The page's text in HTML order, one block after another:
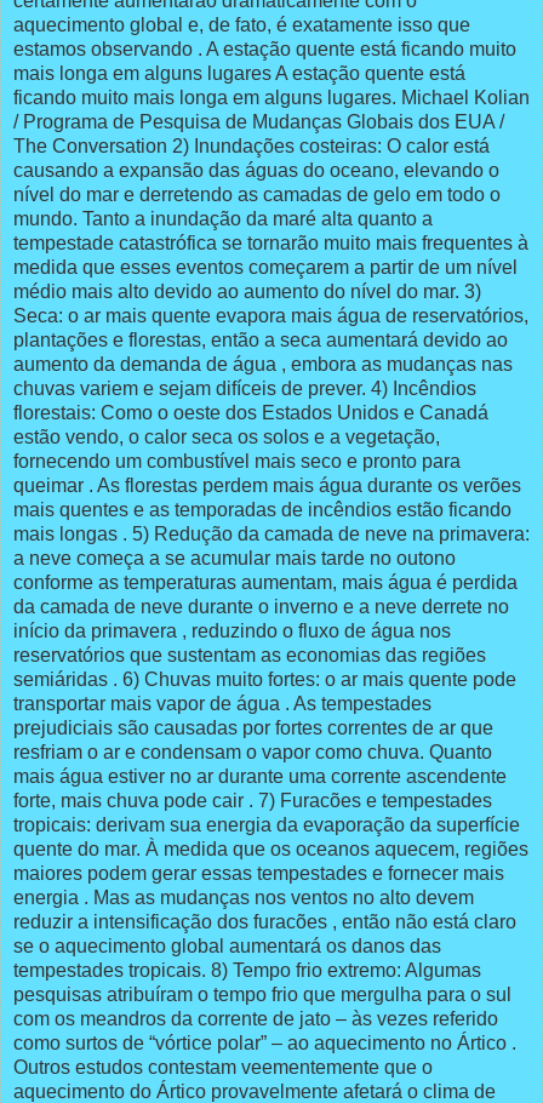
aquecimento global e, de fato, é exatamente isso que
estamos observando . A estação quente está ficando muito
mais longa em alguns lugares A estação quente está
ficando muito mais longa em alguns lugares. Michael Kolian
/ Programa de Pesquisa de Mudanças Globais dos EUA /
The Conversation 2) Inundações costeiras: O calor está
causando a expansão das águas do oceano, elevando o
nível do mar e derretendo as camadas de gelo em todo o
mundo. Tanto a inundação da maré alta quanto a
tempestade catastrófica se tornarão muito mais frequentes à
medida que esses eventos começarem a partir de um nível
médio mais alto devido ao aumento do nível do mar. 3)
Seca: o ar mais quente evapora mais água de reservatórios,
plantações e florestas, então a seca aumentará devido ao
aumento da demanda de água , embora as mudanças nas
chuvas variem e sejam difíceis de prever. 4) Incêndios
florestais: Como o oeste dos Estados Unidos e Canadá
estão vendo, o calor seca os solos e a vegetação,
fornecendo um combustível mais seco e pronto para
queimar . As florestas perdem mais água durante os verões
mais quentes e as temporadas de incêndios estão ficando
mais longas . 5) Redução da camada de neve na primavera:
a neve começa a se acumular mais tarde no outono
conforme as temperaturas aumentam, mais água é perdida
da camada de neve durante o inverno e a neve derrete no
início da primavera , reduzindo o fluxo de água nos
reservatórios que sustentam as economias das regiões
semiáridas . 6) Chuvas muito fortes: o ar mais quente pode
transportar mais vapor de água . As tempestades
prejudiciais são causadas por fortes correntes de ar que
resfriam o ar e condensam o vapor como chuva. Quanto
mais água estiver no ar durante uma corrente ascendente
forte, mais chuva pode cair . 7) Furacões e tempestades
tropicais: derivam sua energia da evaporação da superfície
quente do mar. À medida que os oceanos aquecem, regiões
maiores podem gerar essas tempestades e fornecer mais
energia . Mas as mudanças nos ventos no alto devem
reduzir a intensificação dos furacões , então não está claro
se o aquecimento global aumentará os danos das
tempestades tropicais. 8) Tempo frio extremo: Algumas
pesquisas atribuíram o tempo frio que mergulha para o sul
com os meandros da corrente de jato – às vezes referido
como surtos de “vórtice polar” – ao aquecimento no Ártico .
Outros estudos contestam veementemente que o
aquecimento do Ártico provavelmente afetará o clima de